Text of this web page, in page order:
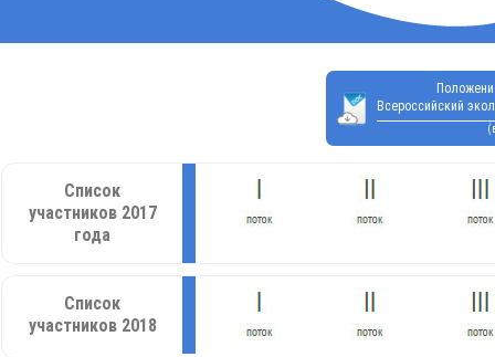
Всероссийский
Список
участников 2017
года
Список
участников 2018